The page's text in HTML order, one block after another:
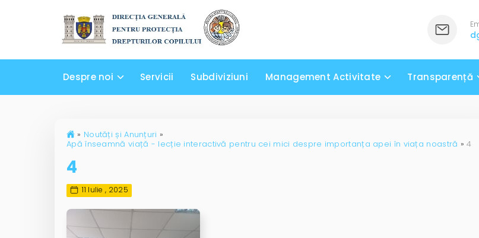
Despre noi Servicii Subdiviziuni Management Activitate Transparență
» Noutăți și Anunțuri »
Apă înseamnă viață - lecție interactivă pentru cei mici despre importanța apei în viața noastră »4
4
11 Iulie , 2025